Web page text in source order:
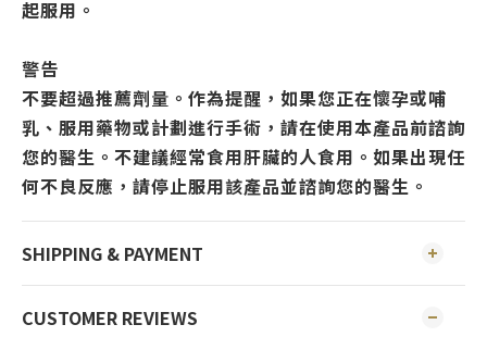
起服用。
警告
不要超過推薦劑量。作為提醒，如果您正在懷孕或哺
乳、服用藥物或計劃進行手術，請在使用本產品前諮詢
您的醫生。不建議經常食用肝臟的人食用。如果出現任
何不良反應，請停止服用該產品並諮詢您的醫生。
SHIPPING & PAYMENT
CUSTOMER REVIEWS